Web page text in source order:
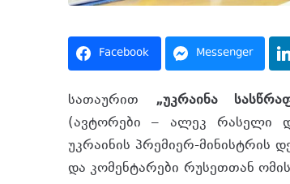
Facebook Messenger
სათაურით „უკრაინა
(ავტორები – ალეკ რასელი
უკრაინის პრემიერ-მინისტრის
და კომენტარები რუსეთთან